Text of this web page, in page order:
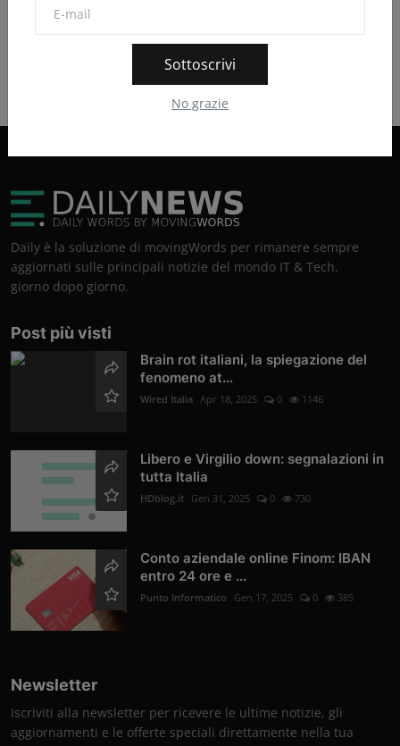
Sottoscrivi
No grazie
Daily è la soluzione di movingWords per rimanere sempre
aggiornati sulle principali notizie del mondo IT & Tech,
giorno dopo giorno.
Post più visti
Brain rot italiani, la spiegazione del
fenomeno at...
Wired Italia Apr 18, 2025 0 1146
Libero e Virgilio down: segnalazioni in
tutta Italia
HDblog.it Gen 31, 2025 0 730
Conto aziendale online Finom: IBAN
entro 24 ore e ...
Punto Informatico Gen 17, 2025 0 385
Newsletter
Iscriviti alla newsletter per ricevere le ultime notizie, gli
aggiornamenti e le offerte speciali direttamente nella tua